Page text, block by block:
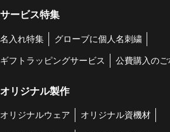
サービス特集
名入れ特集 グローブに個人名刺繍
ギフトラッピングサービス 公費購入のご
オリジナル製作
オリジナルウェア オリジナル資機材